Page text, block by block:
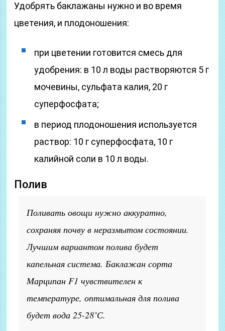
Удобрять баклажаны нужно и во время
цветения, и плодоношения:
при цветении готовится смесь для
удобрения: в 10 л воды растворяются 5 г
мочевины, сульфата калия, 20 г
суперфосфата;
в период плодоношения используется
раствор: 10 г суперфосфата, 10 г
калийной соли в 10 л воды.
Полив
Поливать овощи нужно аккуратно,
сохраняя почву в неразмытом состоянии.
Лучшим вариантом полива будет
капельная система. Баклажан сорта
Марципан F1 чувствителен к
температуре, оптимальная для полива
будет вода 25-28˚С.